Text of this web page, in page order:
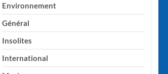
Environnement
Général
Insolites
International